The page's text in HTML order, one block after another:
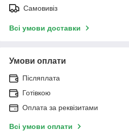
Самовивіз
Всі умови доставки
Умови оплати
Післяплата
Готівкою
Оплата за реквізитами
Всі умови оплати